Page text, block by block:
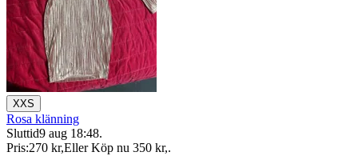
XXS
Rosa klänning
Sluttid9 aug 18:48.
Pris:270 kr,Eller Köp nu 350 kr,.